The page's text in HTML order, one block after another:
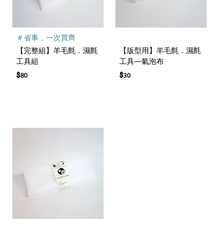
＃省事，一次買齊
【完整組】羊毛氈．濕氈
工具組
$80
【版型用】羊毛氈．濕氈
工具—氣泡布
$30